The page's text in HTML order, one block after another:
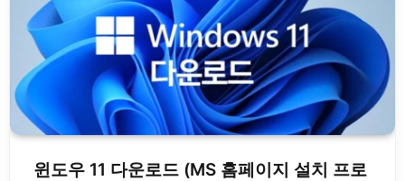
윈도우 11 다운로드 (MS 홈페이지 설치 프로